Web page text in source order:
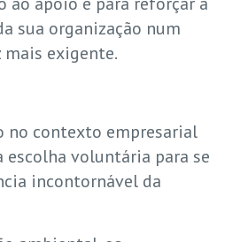
sua organização num
exigente.
no contexto empresarial
escolha voluntária para se
incontornável da